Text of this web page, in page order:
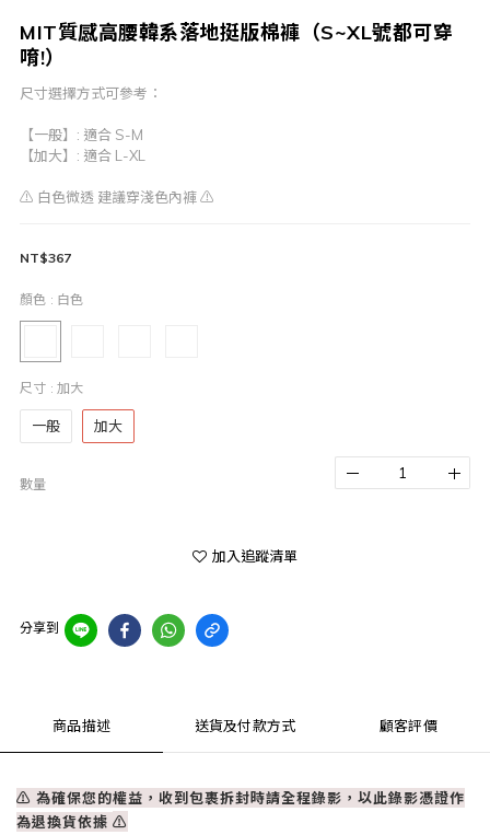
MIT質感高腰韓系落地挺版棉褲（S~XL號都可穿
唷!）
尺寸選擇方式可參考：
【一般】: 適合 S-M
【加大】: 適合 L-XL
⚠️ 白色微透 建議穿淺色內褲 ⚠️
NT$367
顏色 : 白色
尺寸 : 加大
一般 加大
數量
加入追蹤清單
分享到
商品描述 送貨及付款方式 顧客評價
⚠ 為確保您的權益，收到包裹拆封時請全程錄影，以此錄影憑證作
為退換貨依據 ⚠